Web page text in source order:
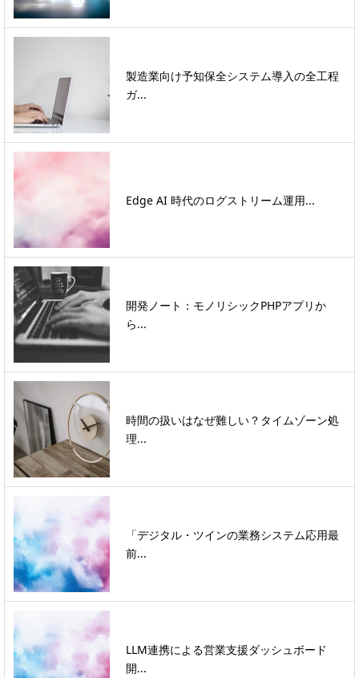
製造業向け予知保全システム導入の全工程
ガ...
Edge AI 時代のログストリーム運用...
開発ノート：モノリシックPHPアプリか
ら...
時間の扱いはなぜ難しい？タイムゾーン処
理...
「デジタル・ツインの業務システム応用最
前...
LLM連携による営業支援ダッシュボード
開...